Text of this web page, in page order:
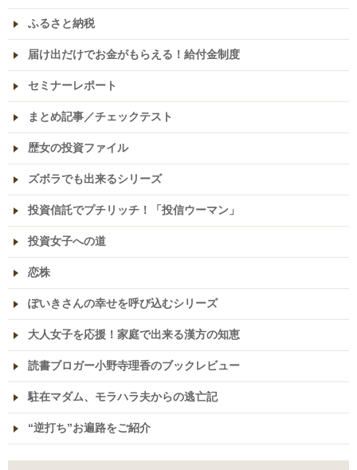
ふるさと納税
届け出だけでお金がもらえる！給付金制度
セミナーレポート
まとめ記事／チェックテスト
歴女の投資ファイル
ズボラでも出来るシリーズ
投資信託でプチリッチ！「投信ウーマン」
投資女子への道
恋株
ぽいきさんの幸せを呼び込むシリーズ
大人女子を応援！家庭で出来る漢方の知恵
読書ブロガー小野寺理香のブックレビュー
駐在マダム、モラハラ夫からの逃亡記
“逆打ち”お遍路をご紹介